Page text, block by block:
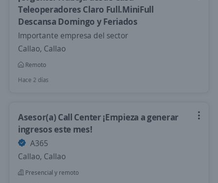
Teleoperadores Claro Full.MiniFull
Descansa Domingo y Feriados
Importante empresa del sector
Callao, Callao
Remoto
Hace 2 días
Asesor(a) Call Center ¡Empieza a generar
ingresos este mes!
A365
Callao, Callao
Presencial y remoto